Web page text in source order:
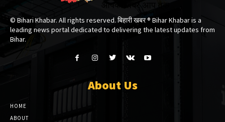
© Bihari Khabar. All rights reserved. बिहारी खबर ®​ Bihar Khabar is a
leading news portal dedicated to delivering the latest updates from
Bihar.
About Us
HOME
ABOUT